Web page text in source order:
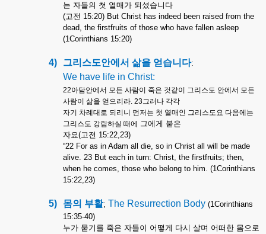
는 자들의 첫 열매가 되셨습니다
(고전 15:20) But Christ has indeed been raised from the
dead, the firstfruits of those who have fallen asleep
(1Corinthians 15:20)
4) 그리스도안에서 삶을 얻습니다:
We have life in Christ:
22아담안에서 모든 사람이 죽은 것같이 그리스도 안에서 모든
사람이 삶을 얻으리라. 23그러나 각각
자기
차례대로 되리니 먼저는 첫 열매인 그리스도요 다음에는
그리스도 강림하실 때에 그에게 붙은
자요(고전 15:22,23)
“22 For as in Adam all die, so in Christ all will be made
alive. 23 But each in turn: Christ, the firstfruits; then,
when he comes, those who belong to him. (1Corinthians
15:22,23)
5) 몸의 부활; The Resurrection Body (1Corinthians
15:35-40)
누가 묻기를 죽은 자들이 어떻게 다시 살며 어떠한 몸으로